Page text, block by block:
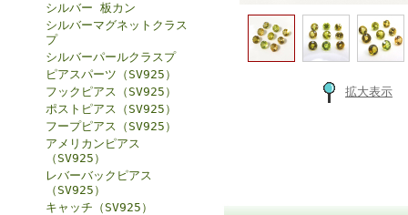
シルバー 板カン
シルバーマグネットクラス
プ
シルバーパールクラスプ
ピアスパーツ（SV925）
フックピアス（SV925）
ポストピアス（SV925）
フープピアス（SV925）
アメリカンピアス
（SV925）
レバーバックピアス
（SV925）
キャッチ（SV925）
拡大表示